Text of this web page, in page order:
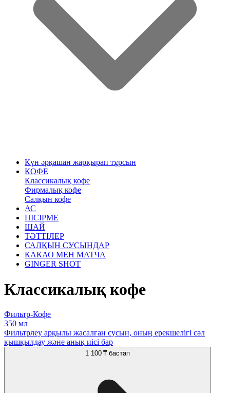
Күн әрқашан жарқырап тұрсын
КОФЕ
Классикалық кофе
Фирмалық кофе
Салқын кофе
АС
ПІСІРМЕ
ШАЙ
ТӘТТІЛЕР
САЛҚЫН СУСЫНДАР
КАКАО МЕН МАТЧА
GINGER SHOT
Классикалық кофе
Фильтр-Кофе
350 мл
Фильтрлеу арқылы жасалған сусын, оның ерекшелігі сәл
қышқылдау және анық иісі бар
1 100 ₸ бастап